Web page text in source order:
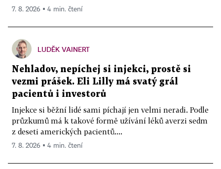
7. 8. 2026 ▪ 4 min. čtení
LUDĚK VAINERT
Nehladov, nepíchej si injekci, prostě si
vezmi prášek. Eli Lilly má svatý grál
pacientů i investorů
Injekce si běžní lidé sami píchají jen velmi neradi. Podle
průzkumů má k takové formě užívání léků averzi sedm
z deseti amerických pacientů....
7. 8. 2026 ▪ 4 min. čtení